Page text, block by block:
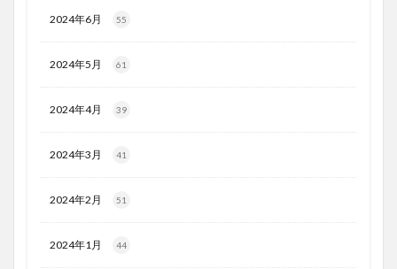
2024年6月 55
2024年5月 61
2024年4月 39
2024年3月 41
2024年2月 51
2024年1月 44